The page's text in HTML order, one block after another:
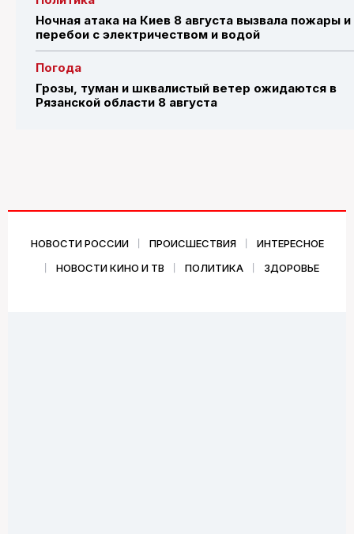
Ночная атака на Киев 8 августа вызвала пожары и
перебои с электричеством и водой
Погода
Грозы, туман и шквалистый ветер ожидаются в
Рязанской области 8 августа
НОВОСТИ РОССИИ ПРОИСШЕСТВИЯ
ИНТЕРЕСНОЕ
НОВОСТИ КИНО И ТВ
ПОЛИТИКА ЗДОРОВЬЕ